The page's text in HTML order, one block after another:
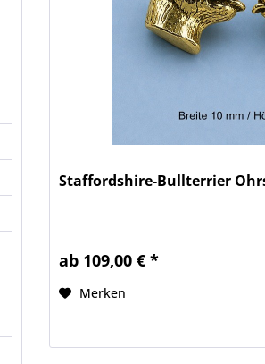
Staffordshire-Bullterrier
ab 109,00 € *
Merken